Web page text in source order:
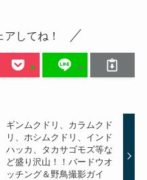
してね！
ギンムクドリ、カラムクド
リ、ホシムクドリ、インド
ハッカ、タカサゴモズ等な
ど盛り沢山！！バードウオ
ッチング＆野鳥撮影ガイ